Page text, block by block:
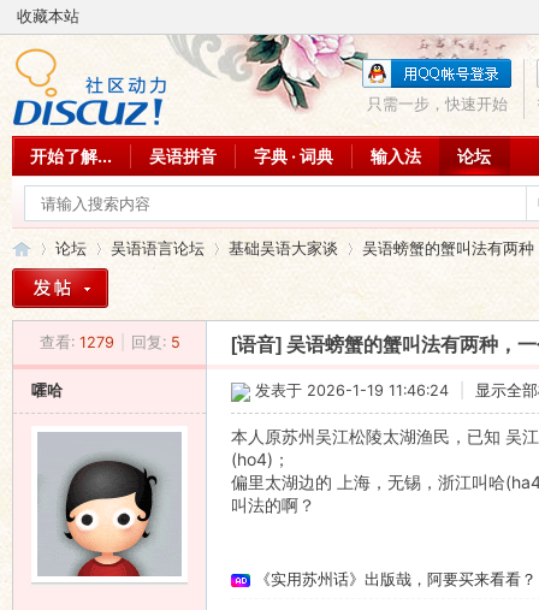
收藏本站
只需一步，快速开始
开始了解... 吴语拼音 字典 · 词典 输入法 论坛
论坛
›
吴语语言论坛 基础吴语大家谈
›
吴语螃蟹的蟹叫法有两
查看: 1279 回复: 5 [语音] 吴语螃蟹的蟹叫法有两种，
嚯哈 发表于 2026-1-19 11:46:24 显示全
本人原苏州吴江松陵太湖渔民，已知 吴
(ho4)；
偏里太湖边的 上海，无锡，浙江叫哈
叫法的啊？
《实用苏州话》出版哉，阿要买来看看？